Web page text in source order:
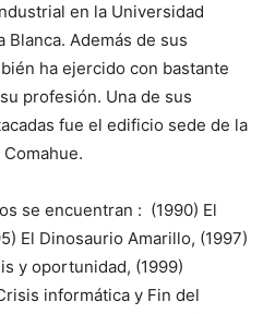
en la Universidad
Blanca. Además de sus
ha ejercido con bastante
profesión. Una de sus
fue el edificio sede de la
se encuentran : (1990) El
El Dinosaurio Amarillo, (1997)
y oportunidad, (1999)
informática y Fin del